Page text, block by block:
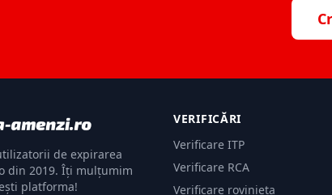
de expirarea
din 2019. Îți mulțumim
platforma!
VERIFICĂRI
Verificare ITP
Verificare RCA
Verificare rovinieta